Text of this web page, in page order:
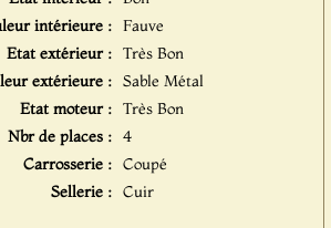
intérieure : Fauve
Etat extérieur : Très Bon
extérieure : Sable Métal
Etat moteur : Très Bon
Nbr de places : 4
Carrosserie : Coupé
Sellerie : Cuir